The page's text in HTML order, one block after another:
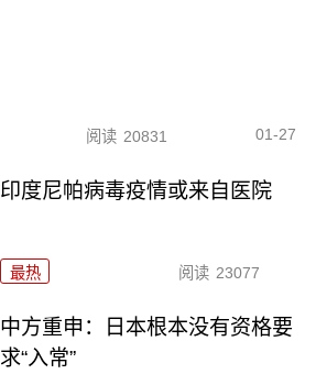
阅读 20831 01-27
印度尼帕病毒疫情或来自医院
最热 阅读 23077
中方重申：日本根本没有资格要
求“入常”